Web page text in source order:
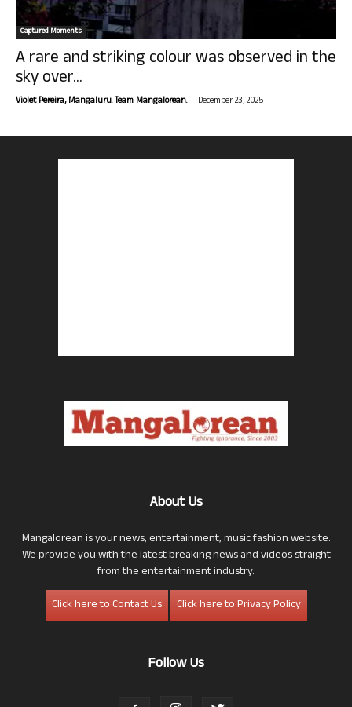
Captured Moments
A rare and striking colour was observed in the
sky over...
Violet Pereira, Mangaluru. Team Mangalorean. - December 23, 2025
About Us
Mangalorean is your news, entertainment, music fashion website.
We provide you with the latest breaking news and videos straight
from the entertainment industry.
Click here to Contact Us
Click here to Privacy Policy
Follow Us